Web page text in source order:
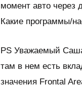
момент авто через
Какие программы/
PS Уважаемый
там в нем есть
значения Frontal